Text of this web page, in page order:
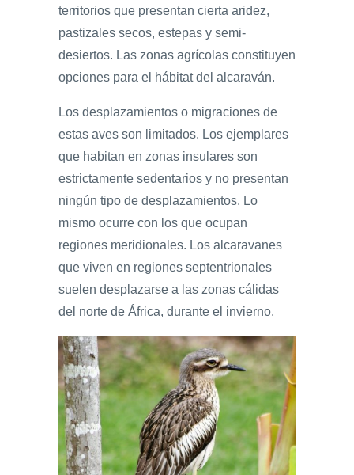
territorios que presentan cierta aridez,
pastizales secos, estepas y semi-
desiertos. Las zonas agrícolas constituyen
opciones para el hábitat del alcaraván.
Los desplazamientos o migraciones de
estas aves son limitados. Los ejemplares
que habitan en zonas insulares son
estrictamente sedentarios y no presentan
ningún tipo de desplazamientos. Lo
mismo ocurre con los que ocupan
regiones meridionales. Los alcaravanes
que viven en regiones septentrionales
suelen desplazarse a las zonas cálidas
del norte de África, durante el invierno.